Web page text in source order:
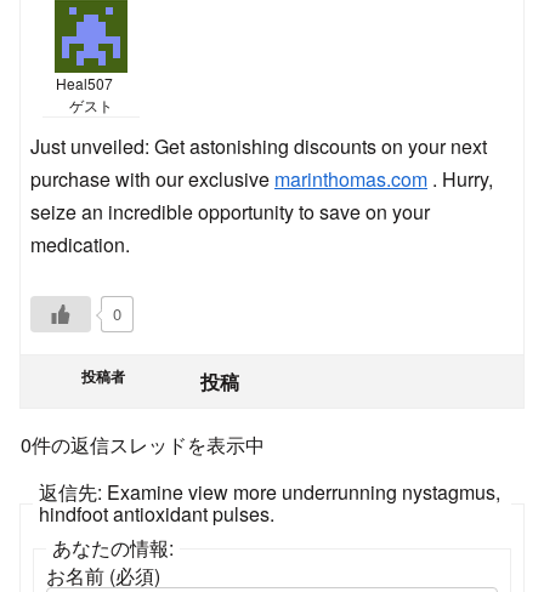
Heal507
ゲスト
Just unveiled: Get astonishing discounts on your next
purchase with our exclusive marinthomas.com . Hurry,
seize an incredible opportunity to save on your
medication.
0
投稿者 投稿
0件の返信スレッドを表示中
返信先: Examine view more underrunning nystagmus,
hindfoot antioxidant pulses.
あなたの情報:
お名前 (必須)